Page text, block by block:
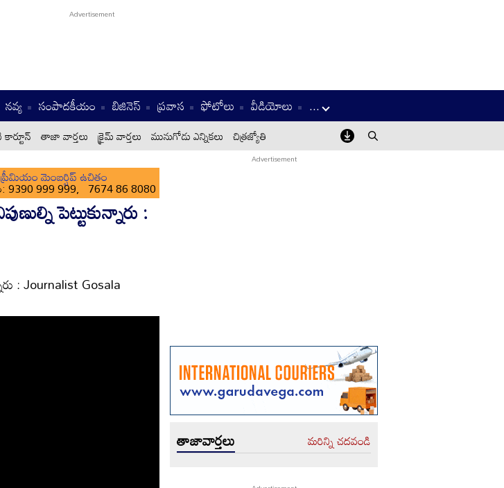
నవ్య సంపాదకీయం బిజినెస్ ప్రవాస ఫోటోలు వీడియోలు ...
తాజా వార్తలు క్రైమ్ వార్తలు మునుగోడు ఎన్నికలు చిత్రజ్యోతి
మెంబర్షిప్ ఉచితం
9390 999 999, 7674 86 8080
పెట్టుకున్నారు :
: Journalist Gosala
తాజావార్తలు మరిన్ని చదవండి